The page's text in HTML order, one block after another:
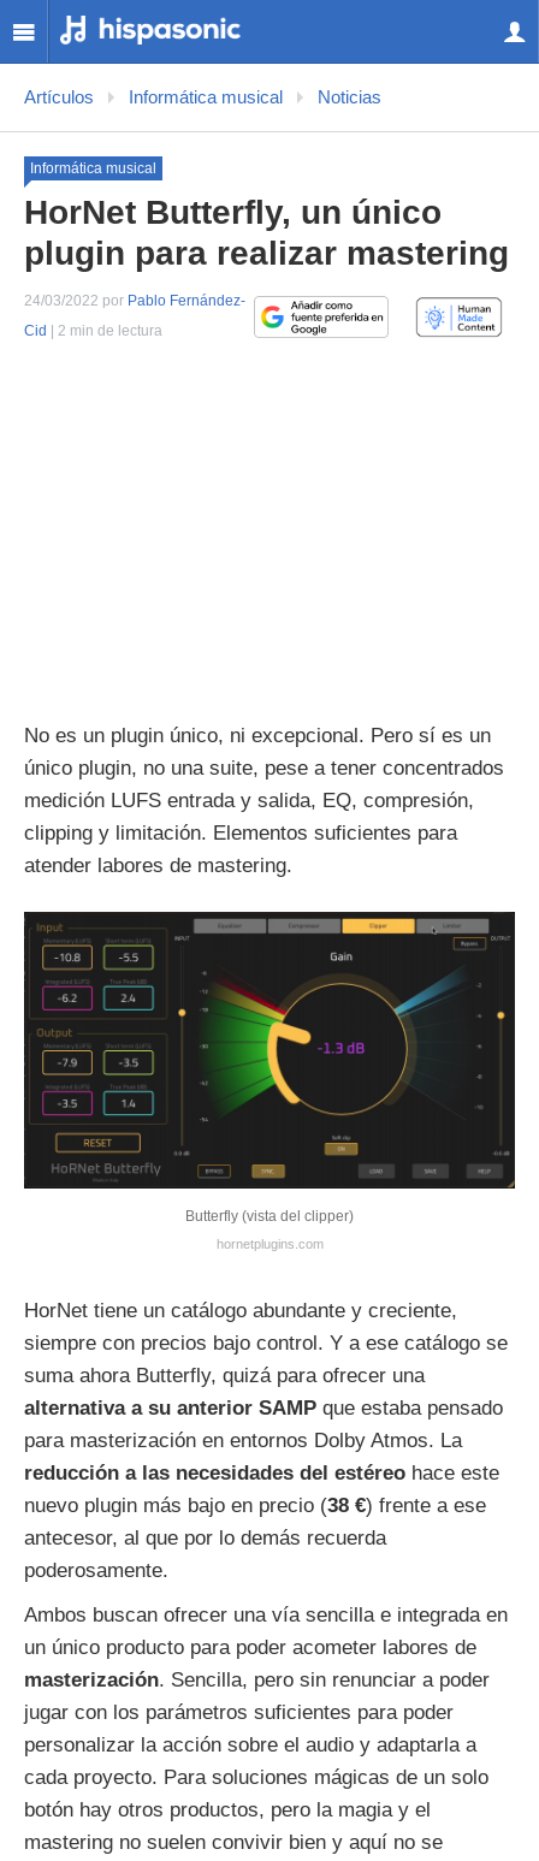
Artículos Informática musical Noticias
Informática musical
HorNet Butterfly, un único
plugin para realizar mastering
24/03/2022 por Pablo Fernández-
Cid
| 2 min de lectura
No es un plugin único, ni excepcional. Pero sí es un
único plugin, no una suite, pese a tener concentrados
medición LUFS entrada y salida, EQ, compresión,
clipping y limitación. Elementos suficientes para
atender labores de mastering.
Butterfly (vista del clipper)
hornetplugins.com
HorNet tiene un catálogo abundante y creciente,
siempre con precios bajo control. Y a ese catálogo se
suma ahora Butterfly, quizá para ofrecer una
alternativa a su anterior SAMP que estaba pensado
para masterización en entornos Dolby Atmos. La
reducción a las necesidades del estéreo hace este
nuevo plugin más bajo en precio (38 €) frente a ese
antecesor, al que por lo demás recuerda
poderosamente.
Ambos buscan ofrecer una vía sencilla e integrada en
un único producto para poder acometer labores de
masterización. Sencilla, pero sin renunciar a poder
jugar con los parámetros suficientes para poder
personalizar la acción sobre el audio y adaptarla a
cada proyecto. Para soluciones mágicas de un solo
botón hay otros productos, pero la magia y el
mastering no suelen convivir bien y aquí no se